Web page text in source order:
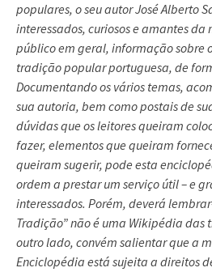
populares, o seu autor José Alberto
interessados, curiosos e amantes
público em geral, informação sobre
tradição popular portuguesa, de
Documentando os vários temas,
sua autoria, bem como postais de
dúvidas que os leitores queiram
fazer, elementos que queiram
queiram sugerir, pode esta
ordem a prestar um serviço útil – e
interessados. Porém, deverá
Tradição” não é uma Wikipédia das
outro lado, convém salientar que a
Enciclopédia está sujeita a direitos